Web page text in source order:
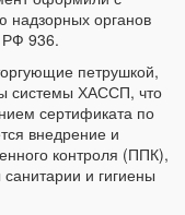
надзорных органов
РФ 936.
петрушкой,
системы ХАССП, что
сертификата по
внедрение и
контроля (ППК),
и гигиены